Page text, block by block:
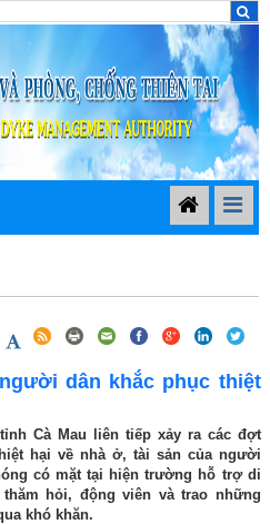
dân khắc phục thiệt
Cà Mau liên tiếp xảy ra các đợt
hại về nhà ở, tài sản của người
có mặt tại hiện trường hỗ trợ di
hỏi, động viên và trao những
khó khăn.